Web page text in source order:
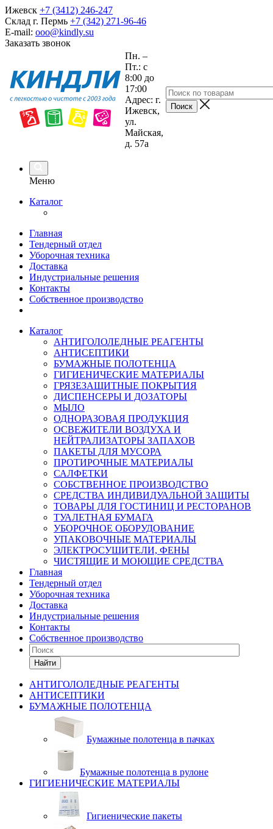
Ижевск +7 (3412) 246-247
Склад г. Пермь +7 (342) 271-96-46
E-mail: ooo@kindly.su
Заказать звонок
Пн. –
Пт.: с
8:00 до
17:00
Адрес: г.
Ижевск,
ул.
Майская,
д. 57а
Меню
Каталог
Главная
Тендерный отдел
Уборочная техника
Доставка
Индустриальные решения
Контакты
Собственное производство
Каталог
АНТИГОЛОЛЕДНЫЕ РЕАГЕНТЫ
АНТИСЕПТИКИ
БУМАЖНЫЕ ПОЛОТЕНЦА
ГИГИЕНИЧЕСКИЕ МАТЕРИАЛЫ
ГРЯЗЕЗАЩИТНЫЕ ПОКРЫТИЯ
ДИСПЕНСЕРЫ И ДОЗАТОРЫ
МЫЛО
ОДНОРАЗОВАЯ ПРОДУКЦИЯ
ОСВЕЖИТЕЛИ ВОЗДУХА И
НЕЙТРАЛИЗАТОРЫ ЗАПАХОВ
ПАКЕТЫ ДЛЯ МУСОРА
ПРОТИРОЧНЫЕ МАТЕРИАЛЫ
САЛФЕТКИ
СОБСТВЕННОЕ ПРОИЗВОДСТВО
СРЕДСТВА ИНДИВИДУАЛЬНОЙ ЗАЩИТЫ
ТОВАРЫ ДЛЯ ГОСТИНИЦ И РЕСТОРАНОВ
ТУАЛЕТНАЯ БУМАГА
УБОРОЧНОЕ ОБОРУДОВАНИЕ
УПАКОВОЧНЫЕ МАТЕРИАЛЫ
ЭЛЕКТРОСУШИТЕЛИ, ФЕНЫ
ЧИСТЯЩИЕ И МОЮЩИЕ СРЕДСТВА
Главная
Тендерный отдел
Уборочная техника
Доставка
Индустриальные решения
Контакты
Собственное производство
Найти
АНТИГОЛОЛЕДНЫЕ РЕАГЕНТЫ
АНТИСЕПТИКИ
БУМАЖНЫЕ ПОЛОТЕНЦА
Бумажные полотенца в пачках
Бумажные полотенца в рулоне
ГИГИЕНИЧЕСКИЕ МАТЕРИАЛЫ
Гигиенические пакеты